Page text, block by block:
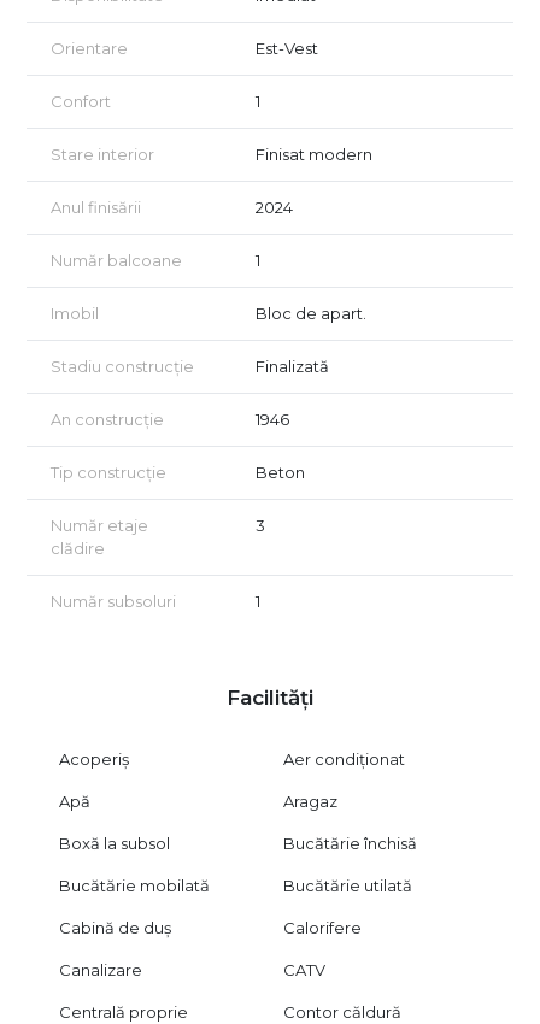
Vizionarea imobilului se face în baza unui acord de vizionare,
conform articolelor 2096–2102 din Codul Civil.
Oferim consultanță gratuită pentru clienții care accesează
credit ipotecar.
CITY IMOB INVEST – proprietăți care se simt, nu doar se
Orientare Est-Vest
Confort 1
Stare interior Finisat modern
Anul finisării 2024
Număr balcoane 1
Imobil Bloc de apart.
Stadiu construcție Finalizată
An construcție 1946
Tip construcție Beton
Număr etaje
clădire
3
Număr subsoluri 1
Facilități
Acoperiș Aer condiționat
Apă Aragaz
Boxă la subsol Bucătărie închisă
Bucătărie mobilată Bucătărie utilată
Cabină de duș Calorifere
Canalizare CATV
Centrală proprie Contor căldură